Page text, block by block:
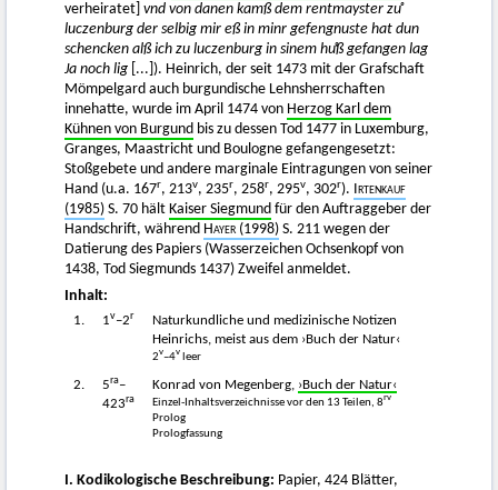
verheiratet] vnd von danen kamß dem rentmayster zuͦ
luczenburg der selbig mir eß in minr gefengnuste hat dun
schencken alß ich zu luczenburg in sinem huͦß gefangen lag
Ja noch lig [...]). Heinrich, der seit 1473 mit der Grafschaft
Mömpelgard auch burgundische Lehnsherrschaften
innehatte, wurde im April 1474 von Herzog Karl dem
Kühnen von Burgund bis zu dessen Tod 1477 in Luxemburg,
Granges, Maastricht und Boulogne gefangengesetzt:
Stoßgebete und andere marginale Eintragungen von seiner
Hand (u.a. 167r, 213v, 235r, 258r, 295v, 302r). Irtenkauf
(1985) S. 70 hält Kaiser Siegmund für den Auftraggeber der
Handschrift, während Hayer (1998) S. 211 wegen der
Datierung des Papiers (Wasserzeichen Ochsenkopf von
1438, Tod Siegmunds 1437) Zweifel anmeldet.
Inhalt:
1. 1v–2r
Naturkundliche und medizinische Notizen
Heinrichs, meist aus dem ›Buch der Natur‹
2v–4v leer
2. 5ra–
423ra
Konrad von Megenberg, ›Buch der Natur‹
Einzel-Inhaltsverzeichnisse vor den 13 Teilen, 8rv
Prolog
Prologfassung
I. Kodikologische Beschreibung: Papier, 424 Blätter,